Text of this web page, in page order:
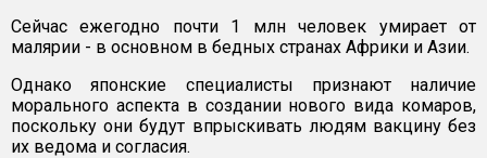
Сейчас ежегодно почти 1 млн человек умирает от
малярии - в основном в бедных странах Африки и Азии.
Однако японские специалисты признают наличие
морального аспекта в создании нового вида комаров,
поскольку они будут впрыскивать людям вакцину без
их ведома и согласия.